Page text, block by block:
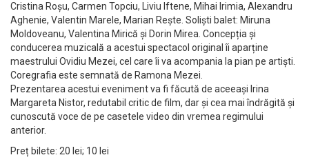
Cristina Roșu, Carmen Topciu, Liviu Iftene, Mihai Irimia, Alexandru
Aghenie, Valentin Marele, Marian Rește. Soliști balet: Miruna
Moldoveanu, Valentina Mirică și Dorin Mirea. Concepția și
conducerea muzicală a acestui spectacol original îi aparține
maestrului Ovidiu Mezei, cel care îi va acompania la pian pe artiști.
Coregrafia este semnată de Ramona Mezei.
Prezentarea acestui eveniment va fi făcută de aceeași Irina
Margareta Nistor, redutabil critic de film, dar și cea mai îndrăgită și
cunoscută voce de pe casetele video din vremea regimului
anterior.
Preț bilete: 20 lei; 10 lei